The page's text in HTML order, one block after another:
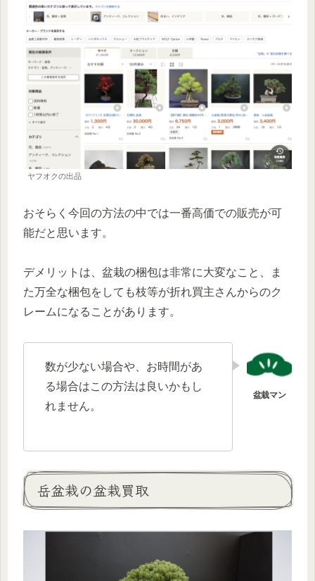
ヤフオクの出品
おそらく今回の方法の中では一番高価での販売が可
能だと思います。
デメリットは、盆栽の梱包は非常に大変なこと、ま
た万全な梱包をしても枝等が折れ買主さんからのク
レームになることがあります。
数が少ない場合や、お時間があ
る場合はこの方法は良いかもし
れません。
岳盆栽の盆栽買取